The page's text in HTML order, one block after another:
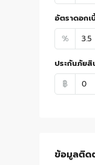
อัตราดอก
%
ประกันภัยสิ
฿
ข้อมูลติด